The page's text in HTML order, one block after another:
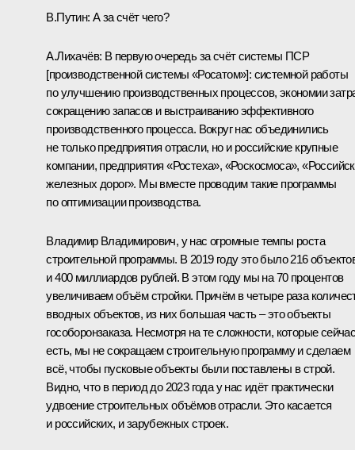
В.Путин: А за счёт чего?
А.Лихачёв: В первую очередь за счёт системы ПСР
[производственной системы «Росатом»]: системной работы
по улучшению производственных процессов, экономии
сокращению запасов и выстраиванию эффективного
производственного процесса. Вокруг нас объединились
не только предприятия отрасли, но и российские крупные
компании, предприятия «Ростеха», «Роскосмоса»,
железных дорог». Мы вместе проводим такие программы
по оптимизации производства.
Владимир Владимирович, у нас огромные темпы роста
строительной программы. В 2019 году это было 216
и 400 миллиардов рублей. В этом году мы на 70 процентов
увеличиваем объём стройки. Причём в четыре раза
вводных объектов, из них большая часть – это объекты
гособоронзаказа. Несмотря на те сложности, которые
есть, мы не сокращаем строительную программу и сделаем
всё, чтобы пусковые объекты были поставлены в строй.
Видно, что в период до 2023 года у нас идёт практически
удвоение строительных объёмов отрасли. Это касается
и российских, и зарубежных строек.